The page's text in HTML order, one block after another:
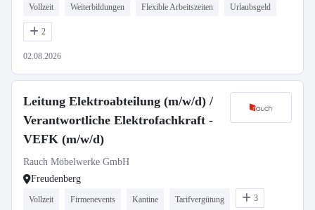
Vollzeit Weiterbildungen Flexible Arbeitszeiten Urlaubsgeld
2
02.08.2026
Leitung Elektroabteilung (m/w/d) /
Verantwortliche Elektrofachkraft -
VEFK (m/w/d)
Rauch Möbelwerke GmbH
Freudenberg
Vollzeit Firmenevents Kantine Tarifvergütung 3